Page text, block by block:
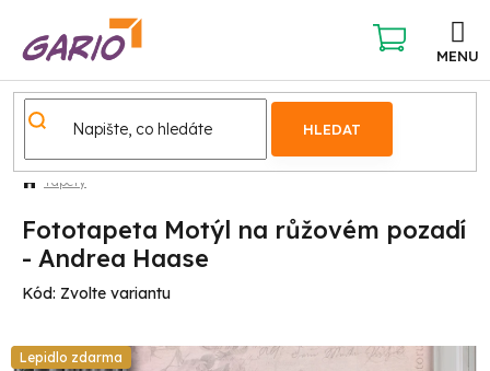
obsah
HLEDAT
NÁKUPNÍ
KOŠÍK
Tapety
Fototapeta Motýl na růžovém pozadí
- Andrea Haase
Kód: Zvolte variantu
Lepidlo zdarma